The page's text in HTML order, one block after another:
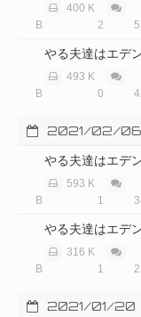
400 K
B
2
やる夫達はエデ
493 K
B
0
2021/02/06
やる夫達はエデ
593 K
B
1
やる夫達はエデ
316 K
B
1
2021/01/20